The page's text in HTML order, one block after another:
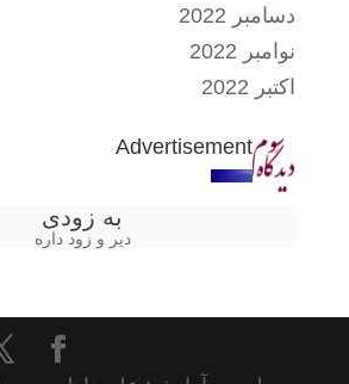
دسامبر 2022
نوامبر 2022
اکتبر 2022
Advertisement
به زودی
دیر و زود داره